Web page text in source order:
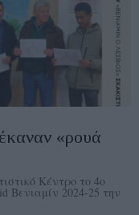
«ρουά
Κέντρο το 4ο
Βενιαμίν 2024-25 την